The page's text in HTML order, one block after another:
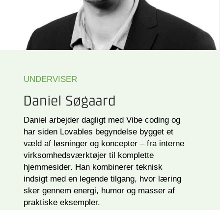
UNDERVISER
Daniel Søgaard
Daniel arbejder dagligt med Vibe coding og
har siden Lovables begyndelse bygget et
væld af løsninger og koncepter – fra interne
virksomhedsværktøjer til komplette
hjemmesider. Han kombinerer teknisk
indsigt med en legende tilgang, hvor læring
sker gennem energi, humor og masser af
praktiske eksempler.